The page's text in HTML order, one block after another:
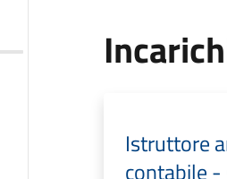
Istruttore
contabile